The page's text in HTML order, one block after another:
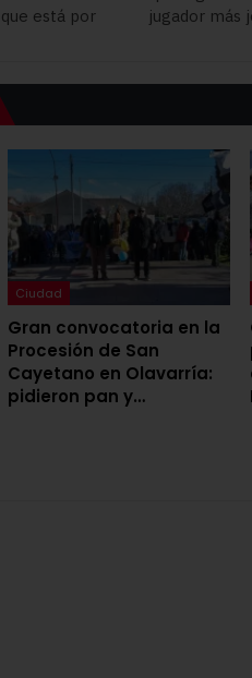
está por
jugador más
Ciudad
Gran convocatoria en la
Procesión de San
Cayetano en Olavarría:
pidieron pan y…